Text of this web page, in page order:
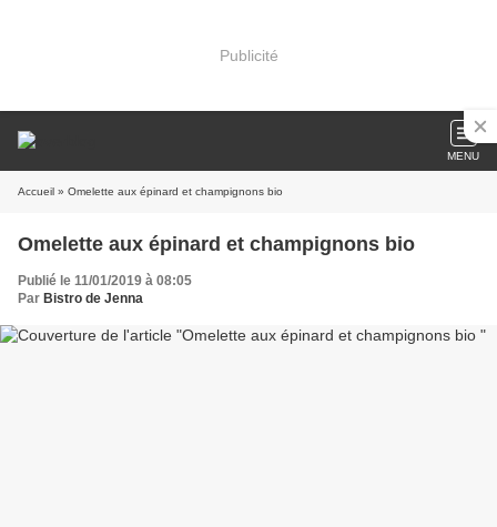
Publicité
MENU
Accueil » Omelette aux épinard et champignons bio
Omelette aux épinard et champignons bio
Publié le 11/01/2019 à 08:05
Par Bistro de Jenna